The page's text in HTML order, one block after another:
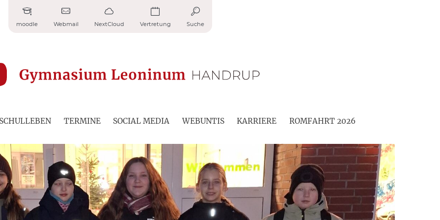
moodle Webmail NextCloud Vertretung Suche
SCHULLEBEN TERMINE SOCIAL MEDIA WEBUNTIS KARRIERE ROMFAHRT 2026